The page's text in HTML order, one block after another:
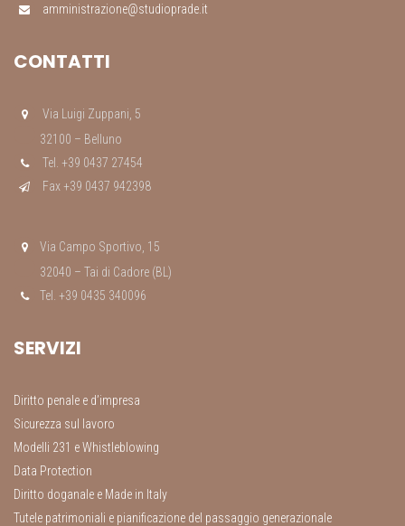
amministrazione@studioprade.it
CONTATTI
Via Luigi Zuppani, 5
32100 – Belluno
Tel. +39 0437 27454
Fax +39 0437 942398
Via Campo Sportivo, 15
32040 – Tai di Cadore (BL)
Tel. +39 0435 340096
SERVIZI
Diritto penale e d’impresa
Sicurezza sul lavoro
Modelli 231 e Whistleblowing
Data Protection
Diritto doganale e Made in Italy
Tutele patrimoniali e pianificazione del passaggio generazionale